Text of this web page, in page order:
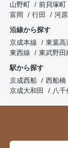
山野町
前貝塚町
富岡
行田
河
沿線から探す
京成本線
東葉高
東西線
東武野田
駅から探す
京成西船
西船橋
京成大和田
八千